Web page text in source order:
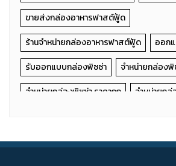
ขายส่งกล่องอาหารฟาสต์ฟู้ด
ร้านจำหน่ายกล่องอาหารฟาสต์ฟู้ด
ออก
รับออกแบบกล่องพิซซ่า
จำหน่ายกล่องพิ
จำหน่ายกล่องพิซซ่า ราคาถูก
จำหน่ายก
รองมูสสี่เหลี่ยมผืนผ้าสีทอง
กล่องเค้กหู